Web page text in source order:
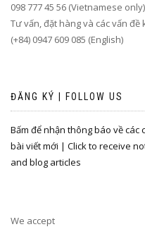
098 777 45 56 (Vietnamese only)
Tư vấn, đặt hàng và các vấn đề
(+84) 0947 609 085 (English)
ĐĂNG KÝ | FOLLOW US
Bấm để nhận thông báo về
bài viết mới | Click to receive
and blog articles
We accept